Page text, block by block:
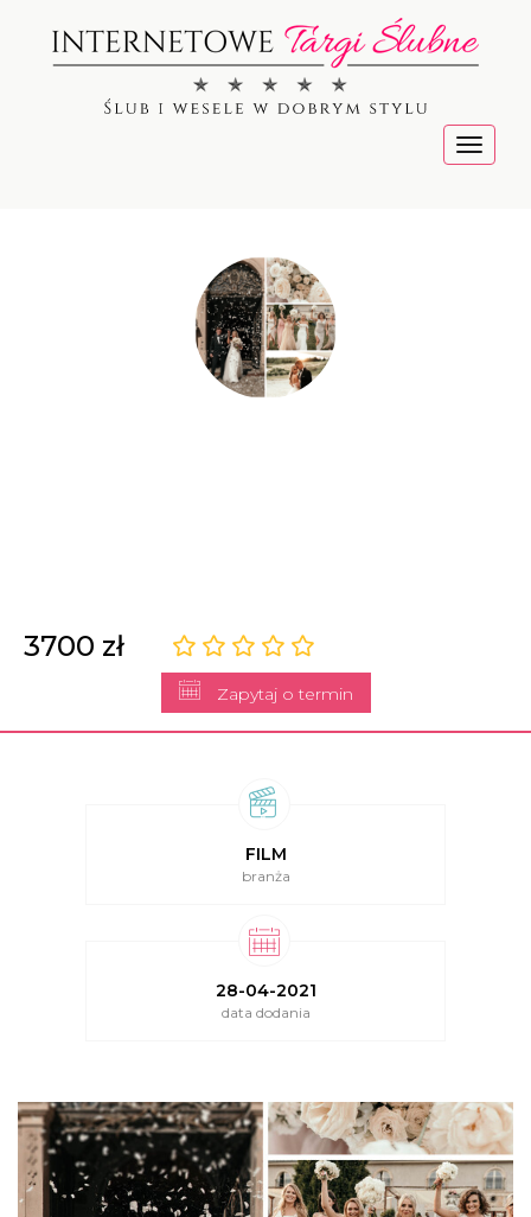
Menu
3700 zł
Zapytaj o termin
FILM
branża
28-04-2021
data dodania